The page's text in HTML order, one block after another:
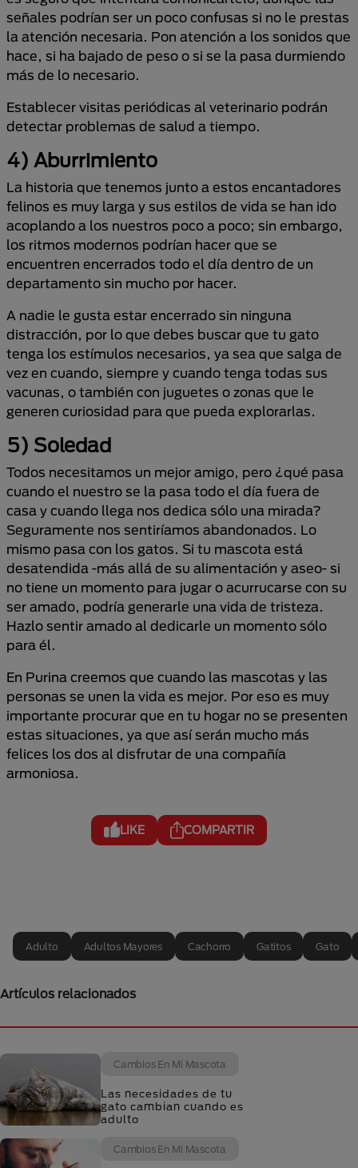
señales podrían ser un poco confusas si no le prestas
la atención necesaria. Pon atención a los sonidos que
hace, si ha bajado de peso o si se la pasa durmiendo
más de lo necesario.
Establecer visitas periódicas al veterinario podrán
detectar problemas de salud a tiempo.
4) Aburrimiento
La historia que tenemos junto a estos encantadores
felinos es muy larga y sus estilos de vida se han ido
acoplando a los nuestros poco a poco; sin embargo,
los ritmos modernos podrían hacer que se
encuentren encerrados todo el día dentro de un
departamento sin mucho por hacer.
A nadie le gusta estar encerrado sin ninguna
distracción, por lo que debes buscar que tu gato
tenga los estímulos necesarios, ya sea que salga de
vez en cuando, siempre y cuando tenga todas sus
vacunas, o también con juguetes o zonas que le
generen curiosidad para que pueda explorarlas.
5) Soledad
Todos necesitamos un mejor amigo, pero ¿qué pasa
cuando el nuestro se la pasa todo el día fuera de
casa y cuando llega nos dedica sólo una mirada?
Seguramente nos sentiríamos abandonados. Lo
mismo pasa con los gatos. Si tu mascota está
desatendida -más allá de su alimentación y aseo- si
no tiene un momento para jugar o acurrucarse con su
ser amado, podría generarle una vida de tristeza.
Hazlo sentir amado al dedicarle un momento sólo
para él.
En Purina creemos que cuando las mascotas y las
personas se unen la vida es mejor. Por eso es muy
importante procurar que en tu hogar no se presenten
estas situaciones, ya que así serán mucho más
felices los dos al disfrutar de una compañía
armoniosa.
LIKE COMPARTIR
Adulto Adultos Mayores Cachorro Gatitos Gato
Artículos relacionados
Cambios En Mi Mascota
Las necesidades de tu
gato cambian cuando es
adulto
Cambios En Mi Mascota